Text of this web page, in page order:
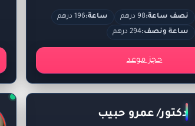
نصف ساعة:98 درهم ساعة:196 درهم
ساعة ونصف:294 درهم
حجز موعد
دكتور/ عمرو حبيب